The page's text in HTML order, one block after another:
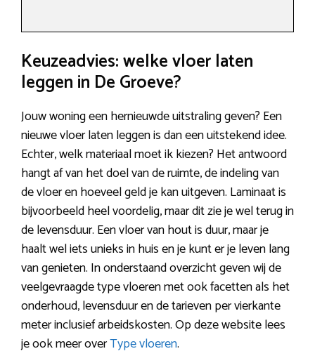
Keuzeadvies: welke vloer laten
leggen in De Groeve?
Jouw woning een hernieuwde uitstraling geven? Een
nieuwe vloer laten leggen is dan een uitstekend idee.
Echter, welk materiaal moet ik kiezen? Het antwoord
hangt af van het doel van de ruimte, de indeling van
de vloer en hoeveel geld je kan uitgeven. Laminaat is
bijvoorbeeld heel voordelig, maar dit zie je wel terug in
de levensduur. Een vloer van hout is duur, maar je
haalt wel iets unieks in huis en je kunt er je leven lang
van genieten. In onderstaand overzicht geven wij de
veelgevraagde type vloeren met ook facetten als het
onderhoud, levensduur en de tarieven per vierkante
meter inclusief arbeidskosten. Op deze website lees
je ook meer overType vloeren.